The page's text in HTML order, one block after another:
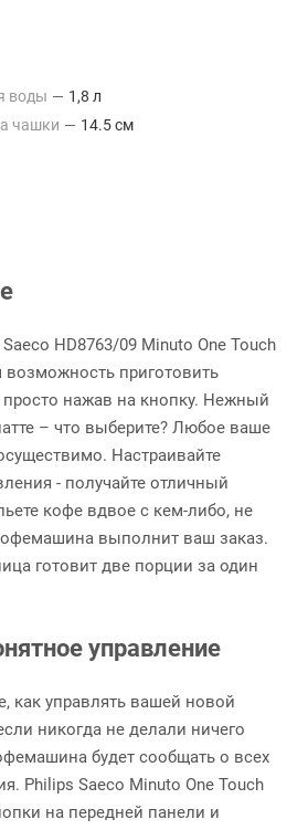
воды — 1,8 л
чашки — 14.5 см
HD8763/09 Minuto One Touch
возможность приготовить
нажав на кнопку. Нежный
– что выберите? Любое ваше
Настраивайте
- получайте отличный
кофе вдвое с кем-либо, не
выполнит ваш заказ.
готовит две порции за один
управление
как управлять вашей новой
никогда не делали ничего
будет сообщать о всех
Philips Saeco Minuto One Touch
на передней панели и